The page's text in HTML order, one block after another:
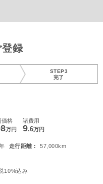
録
STEP3
完了
価格
万円
諸費用
9.6万円
走行距離 :
57,000km
10%込み